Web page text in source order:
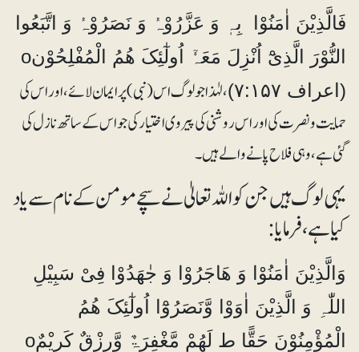
فَالَّذِیْنَ اٰمَنُوْا بِہٖ وَ عَزَّرُوْہُ وَ نَصَرُوْہُ وَ اتَّبَعُوا
النُّوْرَ الَّذِیْٓ اُنْزِلَ مَعَہٗٓ اُولٰٓئِکَ ھُمُ الْمُفْلِحُوْنo
(اعراف ۷:۱۵۷)
، لہٰذا جو لوگ اس (نبی) پر ایمان لائے، اور اس کی
حمایت و نصرت کی اور اس روشنی کی پیروی اختیار کی جو اس کے ساتھ نازل کی
گئی ہے، وہی فلاح پانے والے ہیں۔
یہی لوگ ہیں جن کو اللہ تعالیٰ نے سچے مومن کے نام سے یاد
کیا ہے، فرمایا:
وَالَّذِیْنَ اٰمَنُوْا وَ ھَاجَرُوْا وَ جٰھَدُوْا فِیْ سَبِیْلِ
اللّٰہِ وَ الَّذِیْنَ اٰوَوْا وَّنَصَرُوْٓا اُولٰٓئِکَ ھُمُ
الْمُؤْمِنُوْنَ حَقًّا ط لَھُمْ مَّغْفِرَۃٌ وَّرِزْقٌ کَرِیْمٌo